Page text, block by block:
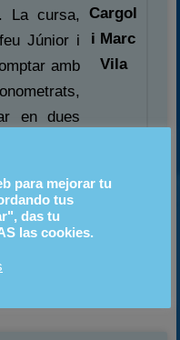
La cursa,
Júnior i
amb
en dues
equips
Cargol
i Marc
Vila
para mejorar tu
tus
das tu
las cookies.